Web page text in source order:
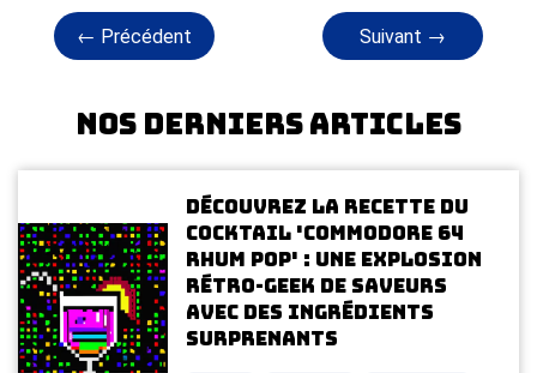
← Précédent Suivant →
Nos derniers articles
Découvrez la recette du
cocktail 'Commodore 64
Rhum Pop' : une explosion
rétro-geek de saveurs
avec des ingrédients
surprenants